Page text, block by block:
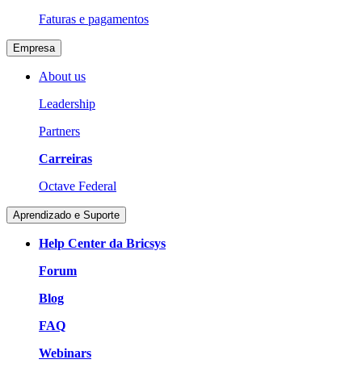
Faturas e pagamentos
Empresa
About us
Leadership
Partners
Carreiras
Octave Federal
Aprendizado e Suporte
Help Center da Bricsys
Forum
Blog
FAQ
Webinars